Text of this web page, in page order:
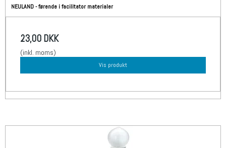
NEULAND - førende i facilitator materialer
23,00 DKK
(inkl. moms)
Vis produkt